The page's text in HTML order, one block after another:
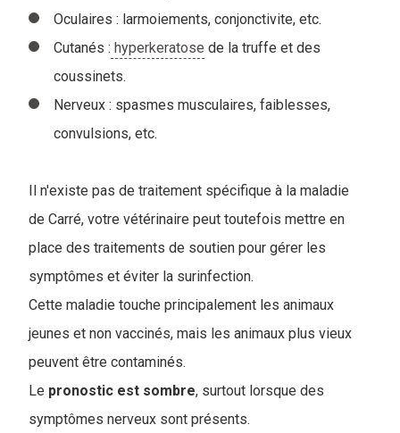
Oculaires : larmoiements, conjonctivite, etc.
Cutanés : hyperkeratose de la truffe et des
coussinets.
Nerveux : spasmes musculaires, faiblesses,
convulsions, etc.
Il n'existe pas de traitement spécifique à la maladie
de Carré, votre vétérinaire peut toutefois mettre en
place des traitements de soutien pour gérer les
symptômes et éviter la surinfection.
Cette maladie touche principalement les animaux
jeunes et non vaccinés, mais les animaux plus vieux
peuvent être contaminés.
Le pronostic est sombre, surtout lorsque des
symptômes nerveux sont présents.